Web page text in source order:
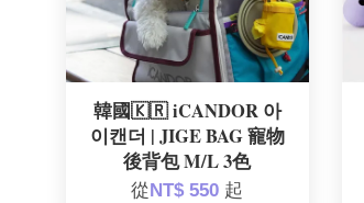
韓國🇰🇷 iCANDOR 아
이캔더 | JIGE BAG 寵物
後背包 M/L 3色
從NT$ 550 起